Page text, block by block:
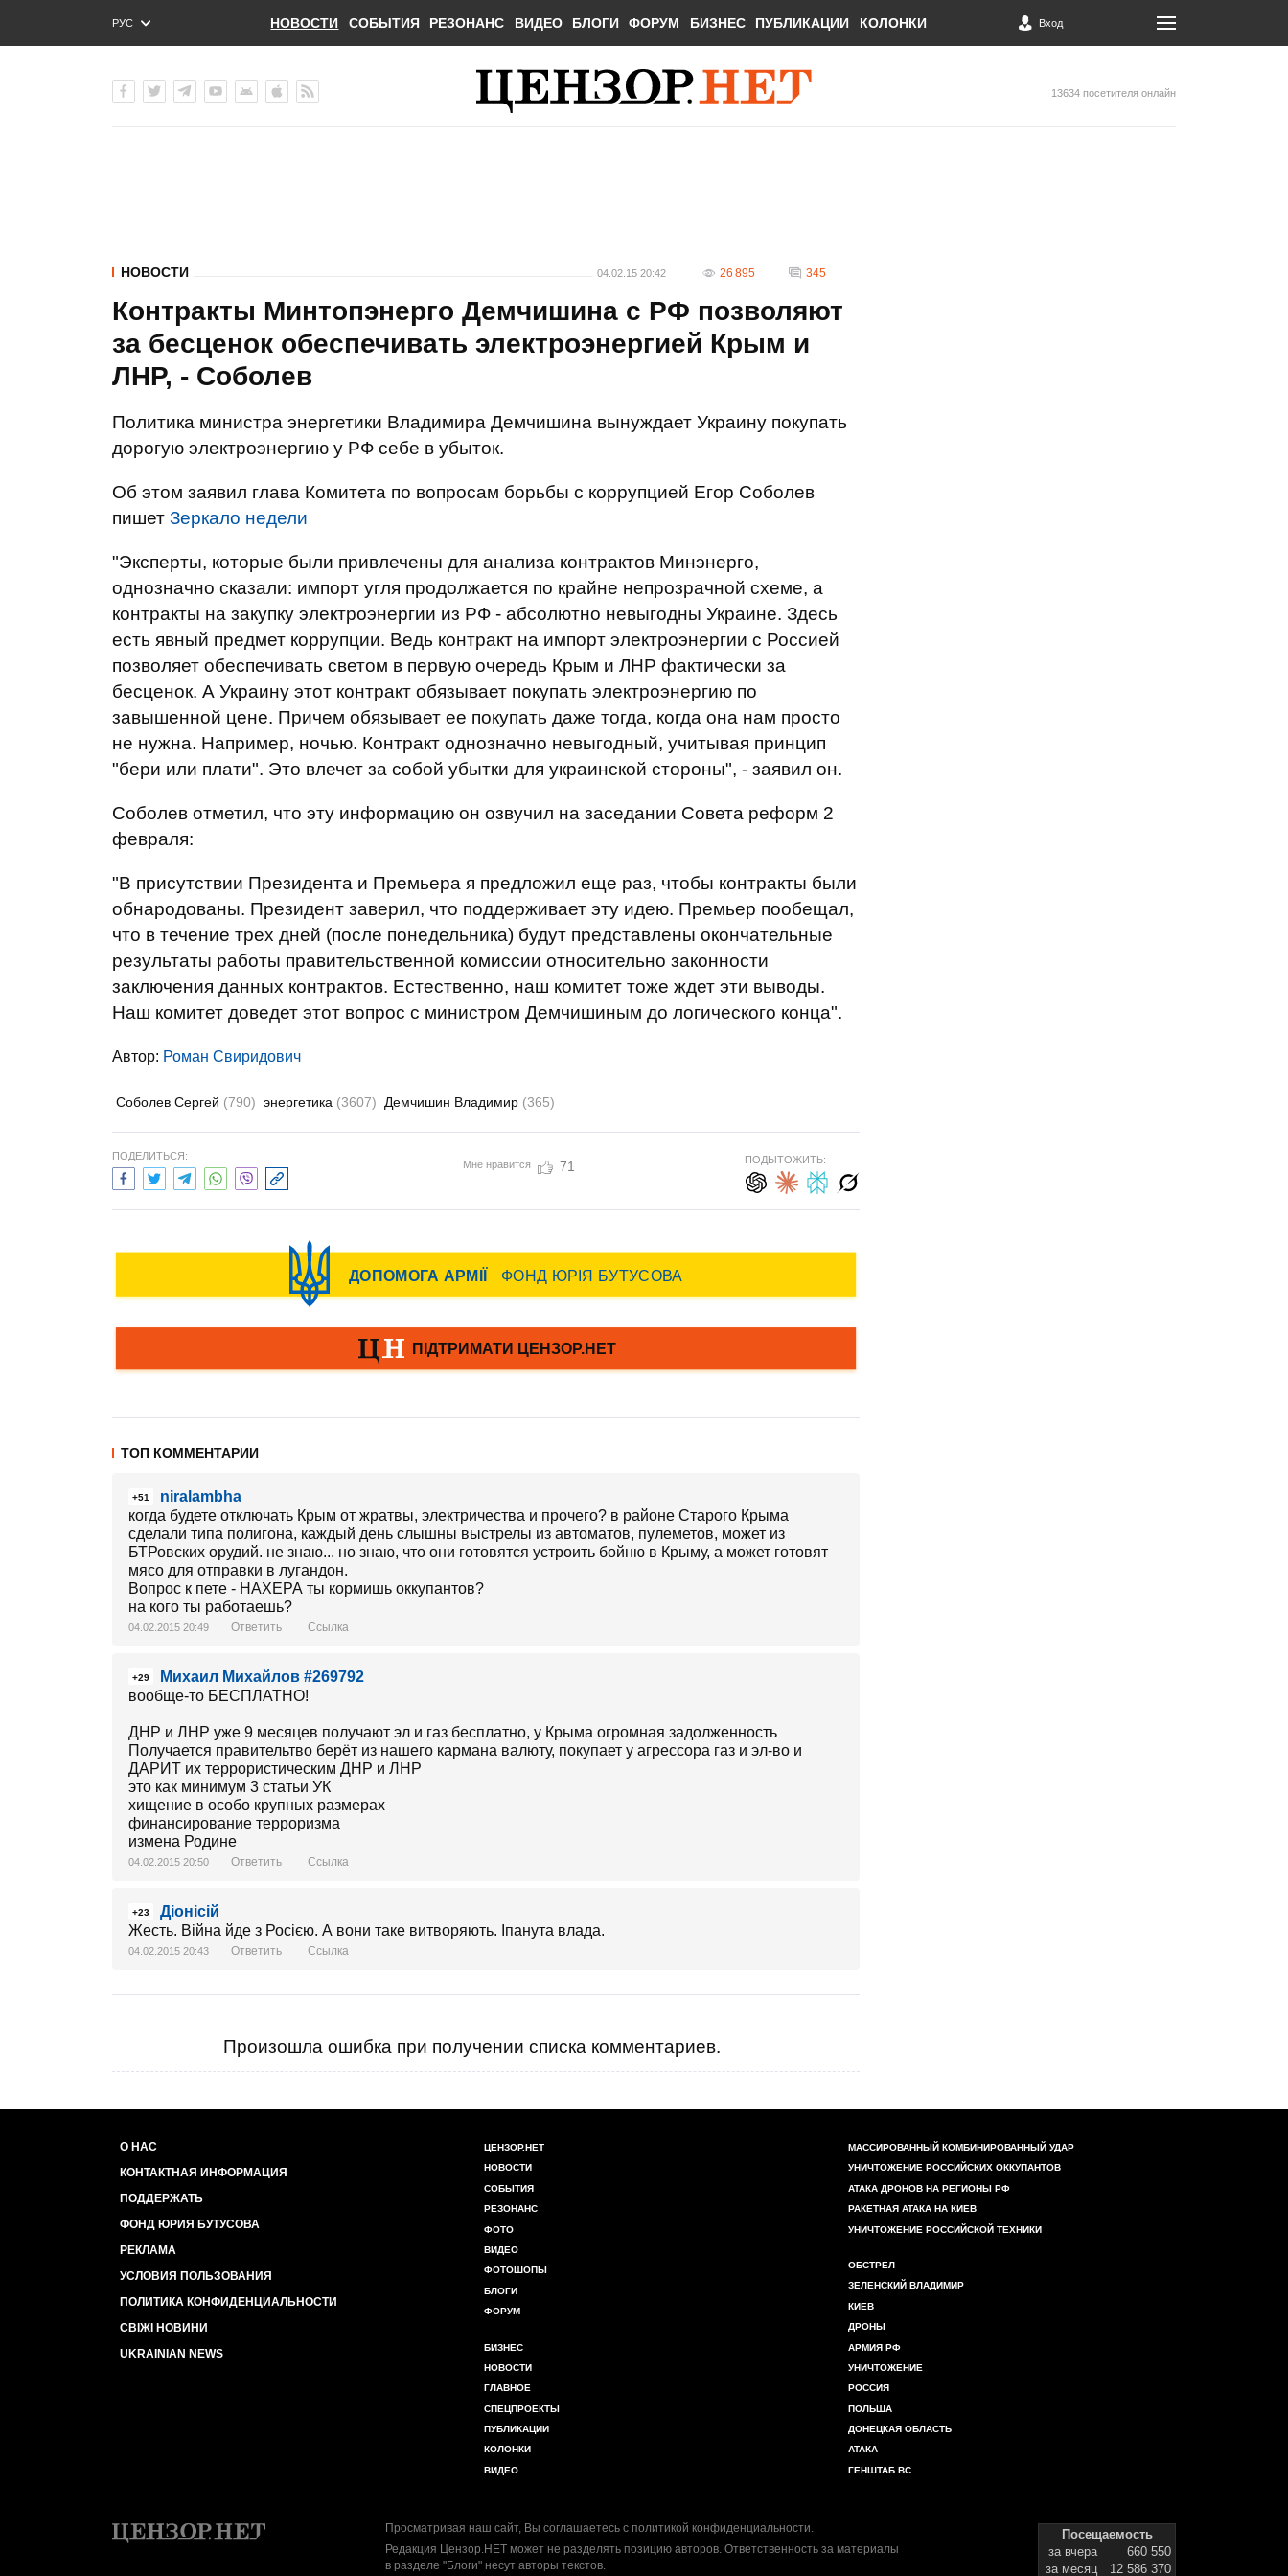
РУС
ENG
НОВОСТИ СОБЫТИЯ РЕЗОНАНС ВИДЕО БЛОГИ ФОРУМ БИЗНЕС ПУБЛИКАЦИИ КОЛОНКИ Вход
13634 посетителя онлайн
НОВОСТИ 04.02.15 20:42 26 895 345
Контракты Минтопэнерго Демчишина с РФ позволяют
за бесценок обеспечивать электроэнергией Крым и
ЛНР, - Соболев
Политика министра энергетики Владимира Демчишина вынуждает Украину покупать
дорогую электроэнергию у РФ себе в убыток.
Об этом заявил глава Комитета по вопросам борьбы с коррупцией Егор Соболев
пишет Зеркало недели
"Эксперты, которые были привлечены для анализа контрактов Минэнерго,
однозначно сказали: импорт угля продолжается по крайне непрозрачной схеме, а
контракты на закупку электроэнергии из РФ - абсолютно невыгодны Украине. Здесь
есть явный предмет коррупции. Ведь контракт на импорт электроэнергии с Россией
позволяет обеспечивать светом в первую очередь Крым и ЛНР фактически за
бесценок. А Украину этот контракт обязывает покупать электроэнергию по
завышенной цене. Причем обязывает ее покупать даже тогда, когда она нам просто
не нужна. Например, ночью. Контракт однозначно невыгодный, учитывая принцип
"бери или плати". Это влечет за собой убытки для украинской стороны", - заявил он.
Соболев отметил, что эту информацию он озвучил на заседании Совета реформ 2
февраля:
"В присутствии Президента и Премьера я предложил еще раз, чтобы контракты были
обнародованы. Президент заверил, что поддерживает эту идею. Премьер пообещал,
что в течение трех дней (после понедельника) будут представлены окончательные
результаты работы правительственной комиссии относительно законности
заключения данных контрактов. Естественно, наш комитет тоже ждет эти выводы.
Наш комитет доведет этот вопрос с министром Демчишиным до логического конца".
Автор: Роман Свиридович
Соболев Сергей (790) энергетика (3607) Демчишин Владимир (365)
ПОДЕЛИТЬСЯ:
Мне нравится 71 ПОДЫТОЖИТЬ:
ТОП КОММЕНТАРИИ
+51
niralambha
когда будете отключать Крым от жратвы, электричества и прочего? в районе Старого Крыма
сделали типа полигона, каждый день слышны выстрелы из автоматов, пулеметов, может из
БТРовских орудий. не знаю... но знаю, что они готовятся устроить бойню в Крыму, а может готовят
мясо для отправки в лугандон.
Вопрос к пете - НАХЕРА ты кормишь оккупантов?
на кого ты работаешь?
04.02.2015 20:49 Ответить Ссылка
+29
Михаил Михайлов #269792
вообще-то БЕСПЛАТНО!
ДНР и ЛНР уже 9 месяцев получают эл и газ бесплатно, у Крыма огромная задолженность
Получается правительтво берёт из нашего кармана валюту, покупает у агрессора газ и эл-во и
ДАРИТ их террористическим ДНР и ЛНР
это как минимум 3 статьи УК
хищение в особо крупных размерах
финансирование терроризма
измена Родине
04.02.2015 20:50 Ответить Ссылка
+23
Діонісій
Жесть. Війна йде з Росією. А вони таке витворяють. Іпанута влада.
04.02.2015 20:43 Ответить Ссылка
Произошла ошибка при получении списка комментариев.
О НАС
КОНТАКТНАЯ ИНФОРМАЦИЯ
ПОДДЕРЖАТЬ
ФОНД ЮРИЯ БУТУСОВА
РЕКЛАМА
УСЛОВИЯ ПОЛЬЗОВАНИЯ
ПОЛИТИКА КОНФИДЕНЦИАЛЬНОСТИ
СВІЖІ НОВИНИ
UKRAINIAN NEWS
ЦЕНЗОР.НЕТ
НОВОСТИ
СОБЫТИЯ
РЕЗОНАНС
ФОТО
ВИДЕО
ФОТОШОПЫ
БЛОГИ
ФОРУМ
БИЗНЕС
НОВОСТИ
ГЛАВНОЕ
СПЕЦПРОЕКТЫ
ПУБЛИКАЦИИ
КОЛОНКИ
ВИДЕО
МАССИРОВАННЫЙ КОМБИНИРОВАННЫЙ УДАР
УНИЧТОЖЕНИЕ РОССИЙСКИХ ОККУПАНТОВ
АТАКА ДРОНОВ НА РЕГИОНЫ РФ
РАКЕТНАЯ АТАКА НА КИЕВ
УНИЧТОЖЕНИЕ РОССИЙСКОЙ ТЕХНИКИ
ОБСТРЕЛ
ЗЕЛЕНСКИЙ ВЛАДИМИР
КИЕВ
ДРОНЫ
АРМИЯ РФ
УНИЧТОЖЕНИЕ
РОССИЯ
ПОЛЬША
ДОНЕЦКАЯ ОБЛАСТЬ
АТАКА
ГЕНШТАБ ВС
Просматривая наш сайт, Вы соглашаетесь с политикой конфиденциальности.
Редакция Цензор.НЕТ может не разделять позицию авторов. Ответственность за материалы
в разделе "Блоги" несут авторы текстов.
Посещаемость
за вчера
660 550
за месяц
12 586 370